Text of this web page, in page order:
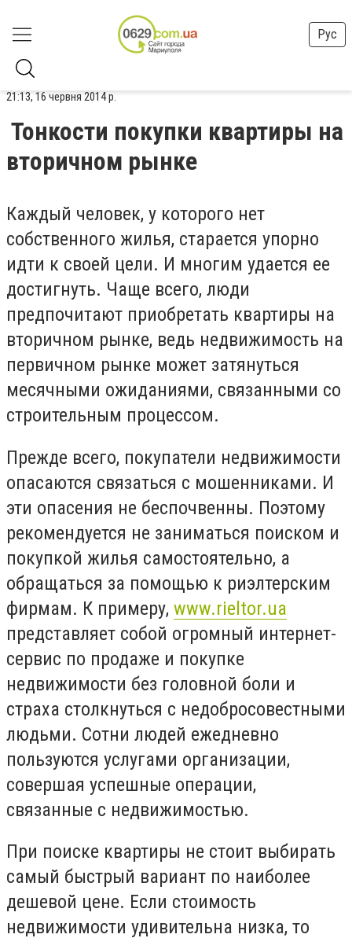
Рус
21:13, 16 червня 2014 р.
Тонкости покупки квартиры на
вторичном рынке
Каждый человек, у которого нет
собственного жилья, старается упорно
идти к своей цели. И многим удается ее
достигнуть. Чаще всего, люди
предпочитают приобретать квартиры на
вторичном рынке, ведь недвижимость на
первичном рынке может затянуться
месячными ожиданиями, связанными со
строительным процессом.
Прежде всего, покупатели недвижимости
опасаются связаться с мошенниками. И
эти опасения не беспочвенны. Поэтому
рекомендуется не заниматься поиском и
покупкой жилья самостоятельно, а
обращаться за помощью к риэлтерским
фирмам. К примеру, www.rieltor.ua
представляет собой огромный интернет-
сервис по продаже и покупке
недвижимости без головной боли и
страха столкнуться с недобросовестными
людьми. Сотни людей ежедневно
пользуются услугами организации,
совершая успешные операции,
связанные с недвижимостью.
При поиске квартиры не стоит выбирать
самый быстрый вариант по наиболее
дешевой цене. Если стоимость
недвижимости удивительна низка, то